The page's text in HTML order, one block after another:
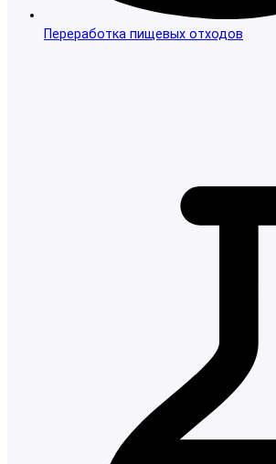
Переработка пищевых отходов